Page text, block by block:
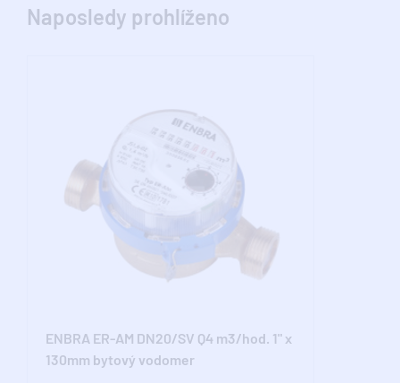
Naposledy prohlíženo
ENBRA ER-AM DN20/SV Q4 m3/hod. 1" x
130mm bytový vodomer